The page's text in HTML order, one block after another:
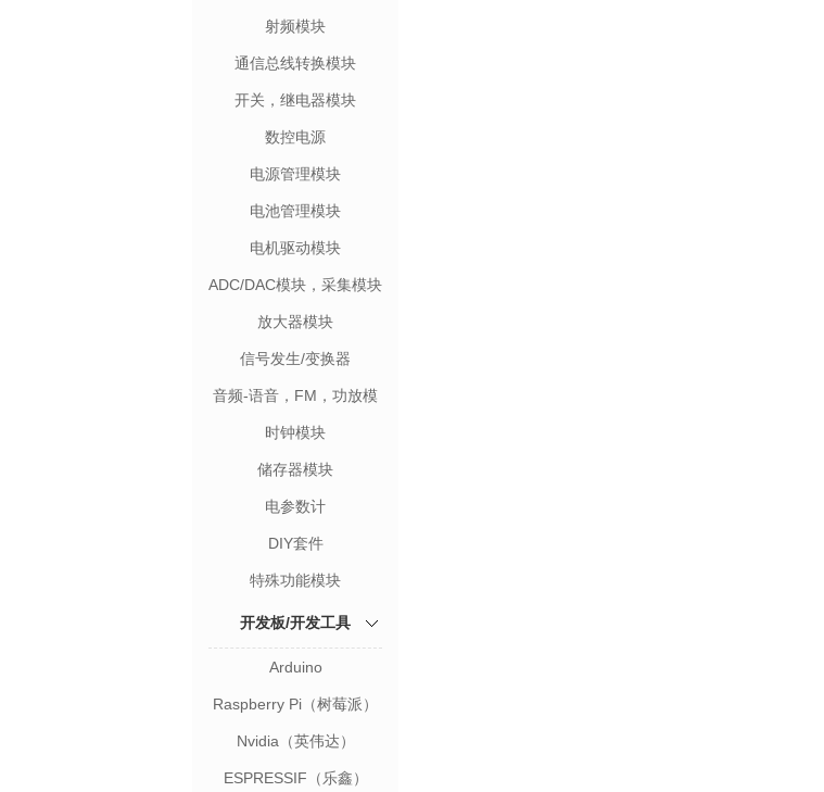
射频模块
通信总线转换模块
开关，继电器模块
数控电源
电源管理模块
电池管理模块
电机驱动模块
ADC/DAC模块，采集模块
放大器模块
信号发生/变换器
音频-语音，FM，功放模
块
时钟模块
储存器模块
电参数计
DIY套件
特殊功能模块
开发板/开发工具
Arduino
Raspberry Pi（树莓派）
Nvidia（英伟达）
ESPRESSIF（乐鑫）